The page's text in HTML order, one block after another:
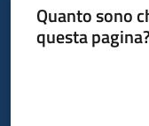
Quanto sono
questa pagina?